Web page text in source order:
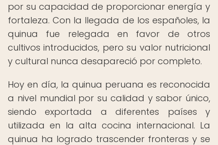
por su capacidad de proporcionar energía y
fortaleza. Con la llegada de los españoles, la
quinua fue relegada en favor de otros
cultivos introducidos, pero su valor nutricional
y cultural nunca desapareció por completo.
Hoy en día, la quinua peruana es reconocida
a nivel mundial por su calidad y sabor único,
siendo exportada a diferentes países y
utilizada en la alta cocina internacional. La
quinua ha logrado trascender fronteras y se